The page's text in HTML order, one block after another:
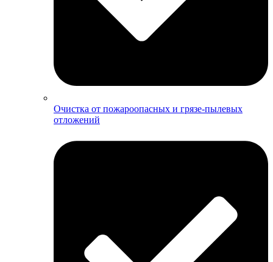
Очистка от пожароопасных и грязе-пылевых
отложений